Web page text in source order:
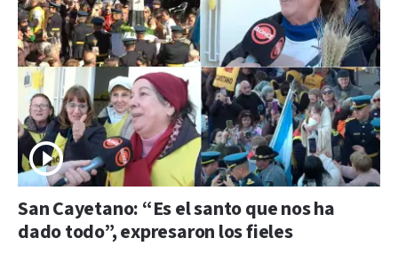
San Cayetano: “Es el santo que nos ha
dado todo”, expresaron los fieles